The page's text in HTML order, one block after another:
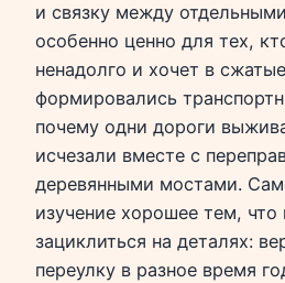
и связку между
особенно ценно для тех,
ненадолго и хочет в
формировались
почему одни дороги
исчезали вместе с
деревянными мостами.
изучение хорошее тем, что
зациклиться на деталях:
переулку в разное время